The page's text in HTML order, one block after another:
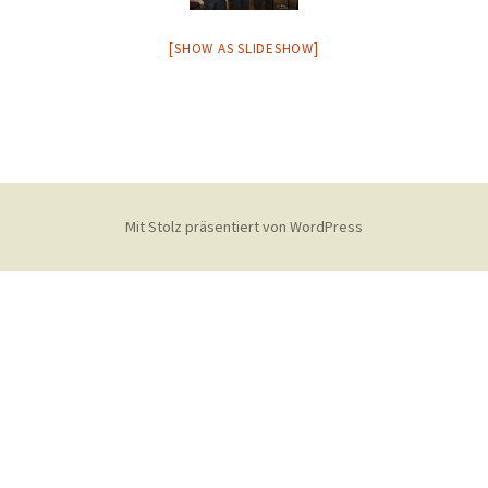
[SHOW AS SLIDESHOW]
Mit Stolz präsentiert von WordPress